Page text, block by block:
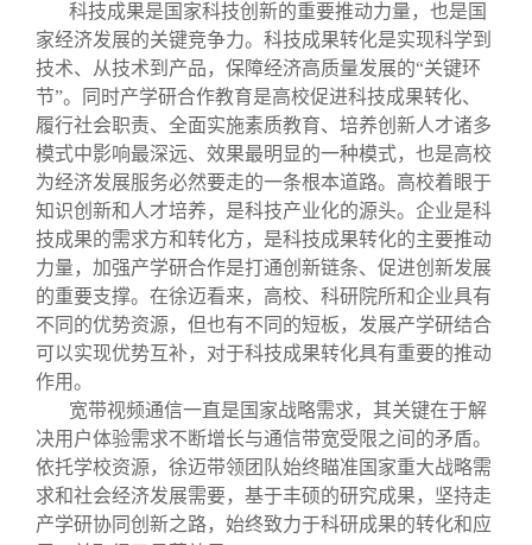
科技成果是国家科技创新的重要推动力量，也是国
家经济发展的关键竞争力。科技成果转化是实现科学到
技术、从技术到产品，保障经济高质量发展的“关键环
节”。同时产学研合作教育是高校促进科技成果转化、
履行社会职责、全面实施素质教育、培养创新人才诸多
模式中影响最深远、效果最明显的一种模式，也是高校
为经济发展服务必然要走的一条根本道路。高校着眼于
知识创新和人才培养，是科技产业化的源头。企业是科
技成果的需求方和转化方，是科技成果转化的主要推动
力量，加强产学研合作是打通创新链条、促进创新发展
的重要支撑。在徐迈看来，高校、科研院所和企业具有
不同的优势资源，但也有不同的短板，发展产学研结合
可以实现优势互补，对于科技成果转化具有重要的推动
作用。
宽带视频通信一直是国家战略需求，其关键在于解
决用户体验需求不断增长与通信带宽受限之间的矛盾。
依托学校资源，徐迈带领团队始终瞄准国家重大战略需
求和社会经济发展需要，基于丰硕的研究成果，坚持走
产学研协同创新之路，始终致力于科研成果的转化和应